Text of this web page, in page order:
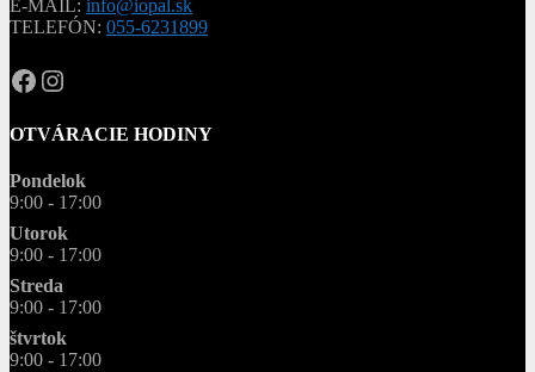
E-MAIL: info@iopal.sk
TELEFÓN: 055-6231899
OPAL.drahokamy
opal.drahokamy
OTVÁRACIE HODINY
Pondelok
9:00 - 17:00
Utorok
9:00 - 17:00
Streda
9:00 - 17:00
štvrtok
9:00 - 17:00